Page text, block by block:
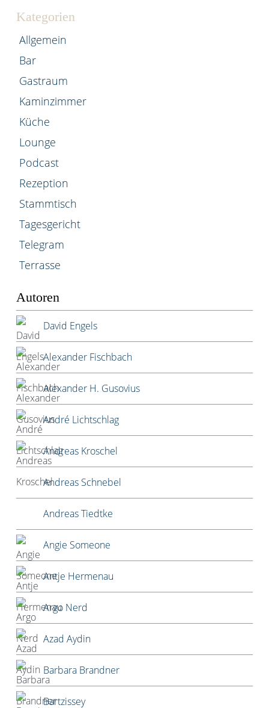
Kategorien
Allgemein
Bar
Gastraum
Kaminzimmer
Küche
Lounge
Podcast
Rezeption
Stammtisch
Tagesgericht
Telegram
Terrasse
Autoren
David Engels
Alexander Fischbach
Alexander H. Gusovius
André Lichtschlag
Andreas Kroschel
Andreas Schnebel
Andreas Tiedtke
Angie Someone
Antje Hermenau
Argo Nerd
Azad Aydin
Barbara Brandner
Bartzissey